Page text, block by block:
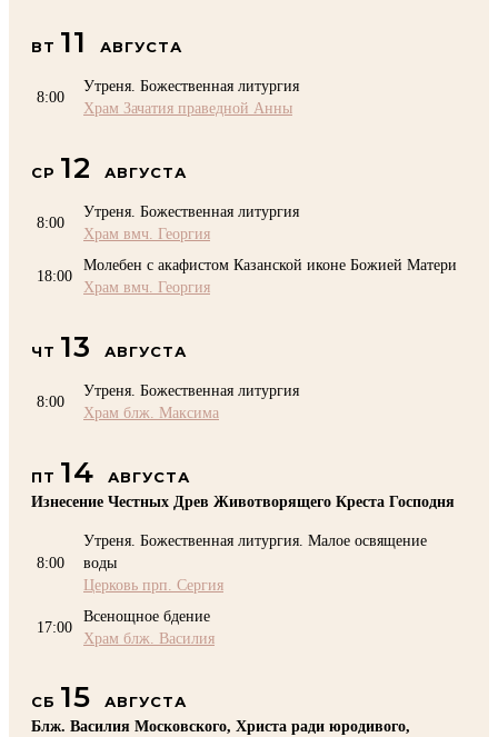
ВТ 11 АВГУСТА
8:00
Утреня. Божественная литургия
Храм Зачатия праведной Анны
СР 12 АВГУСТА
8:00
Утреня. Божественная литургия
Храм вмч. Георгия
18:00
Молебен с акафистом Казанской иконе Божией Матери
Храм вмч. Георгия
ЧТ 13 АВГУСТА
8:00
Утреня. Божественная литургия
Храм блж. Максима
ПТ 14
АВГУСТА
Изнесение Честных Древ Животворящего Креста Господня
8:00
Утреня. Божественная литургия. Малое освящение
воды
Церковь прп. Сергия
17:00
Всенощное бдение
Храм блж. Василия
СБ 15
АВГУСТА
Блж. Василия Московского, Христа ради юродивого,